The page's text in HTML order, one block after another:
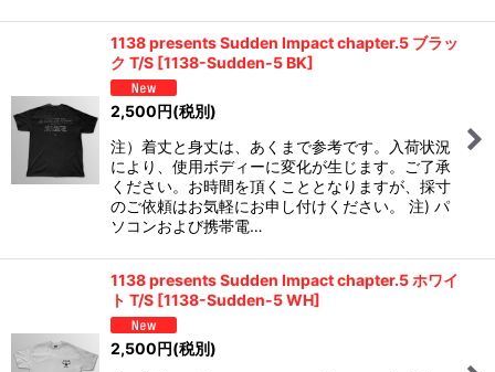
1138 presents Sudden Impact chapter.5 ブラッ
ク T/S [1138-Sudden-5 BK]
2,500円(税別)
注）着丈と身丈は、あくまで参考です。入荷状況
により、使用ボディーに変化が生じます。ご了承
ください。お時間を頂くこととなりますが、採寸
のご依頼はお気軽にお申し付けください。 注) パ
ソコンおよび携帯電…
1138 presents Sudden Impact chapter.5 ホワイ
ト T/S [1138-Sudden-5 WH]
2,500円(税別)